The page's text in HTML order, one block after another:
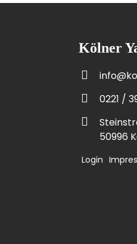
Kölner
0221 /
50996
Login